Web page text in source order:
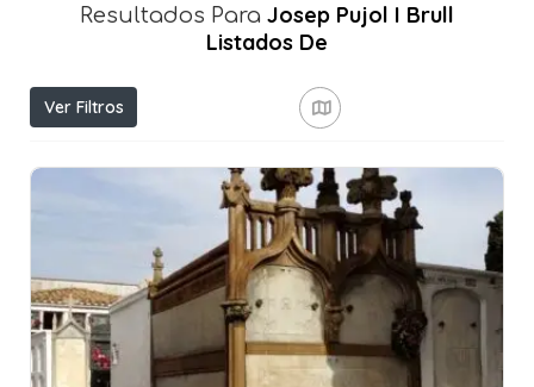
Resultados Para Josep Pujol I Brull
Listados De
Ver Filtros